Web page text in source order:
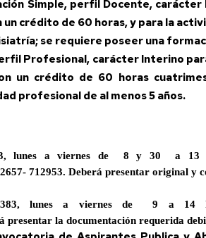
Simple, perfil Docente,
un crédito de 60 horas, y para la
se requiere poseer una
Profesional, carácter Interino
un crédito de 60 horas
profesional de al menos 5 años.
lunes a viernes de 8 y 30 a 13
712953. Deberá presentar original y
383, lunes a viernes de 9 a 14
presentar la documentación requerida